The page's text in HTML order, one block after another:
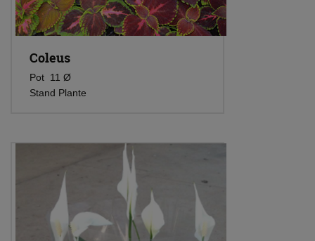
Coleus
Pot 11 Ø
Stand Plante